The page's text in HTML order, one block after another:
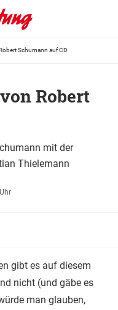
Schumann auf CD
Robert
mit der
Thielemann
gibt es auf diesem
nicht (und gäbe es
man glauben,